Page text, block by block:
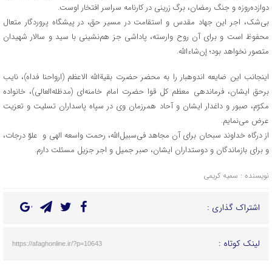
دوازده‌روزه و جنگ رمضان، برگ زرینی در کارنامه سراسر افتخار اوست.
بی‌شک، اجر این جهاد مقدس و استقامت در مسیر حق، در پیشگاه پروردگار متعال
محفوظ است و برای آن روح وارسته، پاداشی جز هم‌نشینی با سید و سالار شهیدان
متصور نخواهد بود؛ إن‌شاءالله.
اینجانب این ضایعه اندوهبار را به محضر حضرت بقیة‌الله الاعظم (ارواحنا فداه)، نایب
برحق ایشان، فرماندهی معظم کل قوا حضرت امام خامنه‌ای (مدظله‌العالی)، خانواده
مکرّم، صبور و داغدار ایشان و آحاد همرزمان وی در سپاه پاسداران تسلیت و تعزیت
عرض می‌نمایم.
از درگاه خداوند سبحان برای آن مجاهد فی‌سبیل‌الله، رحمت واسعه الهی و علوّ درجات،
و برای بازماندگان و دوستداران ایشان، صبر جمیل و اجر جزیل مسئلت دارم.
نویسنده : سمیه کریمی
اشتراک گذاری :
لینک کوتاه : https://afaghonline.ir/?p=10643